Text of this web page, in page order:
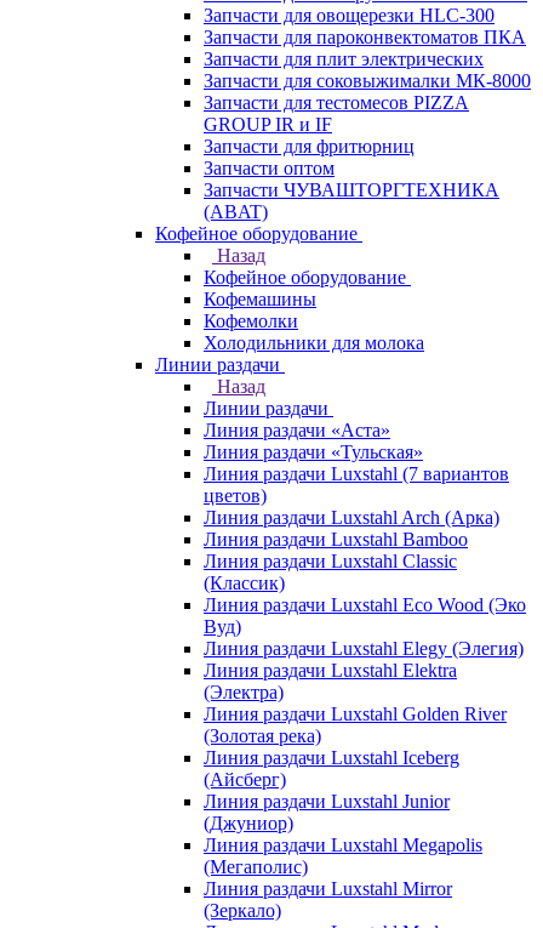
Запчасти для овощерезки HLC-300
Запчасти для пароконвектоматов ПКА
Запчасти для плит электрических
Запчасти для соковыжималки МК-8000
Запчасти для тестомесов PIZZA
GROUP IR и IF
Запчасти для фритюрниц
Запчасти оптом
Запчасти ЧУВАШТОРГТЕХНИКА
(ABAT)
Кофейное оборудование
Назад
Кофейное оборудование
Кофемашины
Кофемолки
Холодильники для молока
Линии раздачи
Назад
Линии раздачи
Линия раздачи «Аста»
Линия раздачи «Тульская»
Линия раздачи Luxstahl (7 вариантов
цветов)
Линия раздачи Luxstahl Arch (Арка)
Линия раздачи Luxstahl Bamboo
Линия раздачи Luxstahl Classic
(Классик)
Линия раздачи Luxstahl Eco Wood (Эко
Вуд)
Линия раздачи Luxstahl Elegy (Элегия)
Линия раздачи Luxstahl Elektra
(Электра)
Линия раздачи Luxstahl Golden River
(Золотая река)
Линия раздачи Luxstahl Iceberg
(Айсберг)
Линия раздачи Luxstahl Junior
(Джуниор)
Линия раздачи Luxstahl Megapolis
(Мегаполис)
Линия раздачи Luxstahl Mirror
(Зеркало)